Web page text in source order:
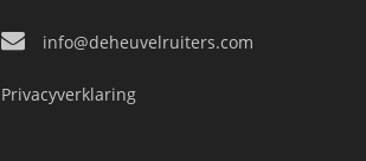
info@deheuvelruiters.com
Privacyverklaring